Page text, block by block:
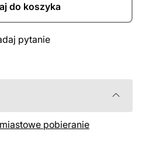
do koszyka
pytanie
pobieranie